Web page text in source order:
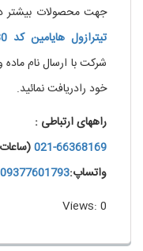
جهت محصولات بیشتر
تیترازول هایامین کد 115480
شرکت با ارسال نام ماده
خود رادریافت نمائید.
راههای ارتباطی :
021-66368169(ساعات
واتساپ:09377601793
Views: 0